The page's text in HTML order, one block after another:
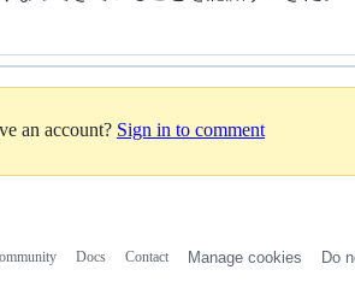
an account? Sign in to comment
Docs Contact Manage cookies Do